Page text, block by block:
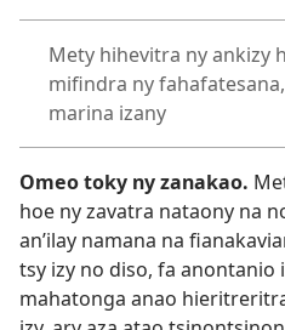
Mety hihevitra ny ankizy
mifindra ny
marina izany
Omeo toky ny zanakao.
hoe ny zavatra nataony na
an’ilay namana na
tsy izy no diso, fa anontanio
mahatonga anao